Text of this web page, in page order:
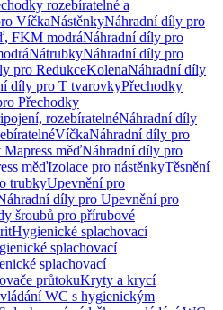
rozebíratelné a
VíčkaNástěnkyNáhradní díly pro
FKM modráNáhradní díly pro
NátrubkyNáhradní díly pro
pro RedukceKolenaNáhradní díly
díly pro T tvarovkyPřechodky
Přechodky
rozebíratelnéNáhradní díly
VíčkaNáhradní díly pro
Mapress měďNáhradní díly pro
měďIzolace pro nástěnkyTěsnění
trubkyUpevnění pro
díly pro Upevnění pro
šroubů pro přírubové
Hygienické splachovací
splachovací
splachovací
průtokuKryty a krycí
WC s hygienickým